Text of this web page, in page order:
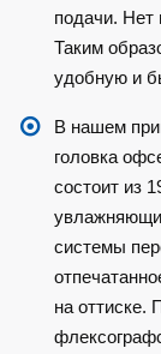
подачи. Нет
Таким
удобную и
В нашем
головка
состоит из
системы
на оттиске.